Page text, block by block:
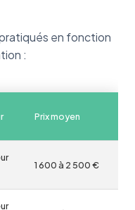
en fonction
:
Prix moyen
1 600 à 2 500 €